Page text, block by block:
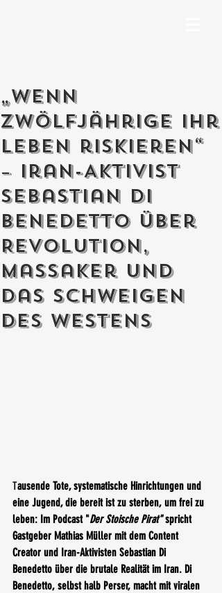
„Wenn
Zwölfjährige ihr
Leben riskieren“
– Iran-Aktivist
Sebastian Di
Benedetto über
Revolution,
Massaker und
das Schweigen
des Westens
Tausende Tote, systematische Hinrichtungen und
eine Jugend, die bereit ist zu sterben, um frei zu
leben: Im Podcast "Der Stoische Pirat" spricht
Gastgeber Mathias Müller mit dem Content
Creator und Iran-Aktivisten Sebastian Di
Benedetto über die brutale Realität im Iran. Di
Benedetto, selbst halb Perser, macht mit viralen